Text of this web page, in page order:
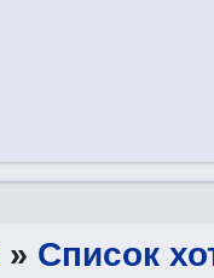
» Список